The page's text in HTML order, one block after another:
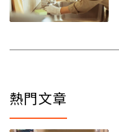
熱門文章